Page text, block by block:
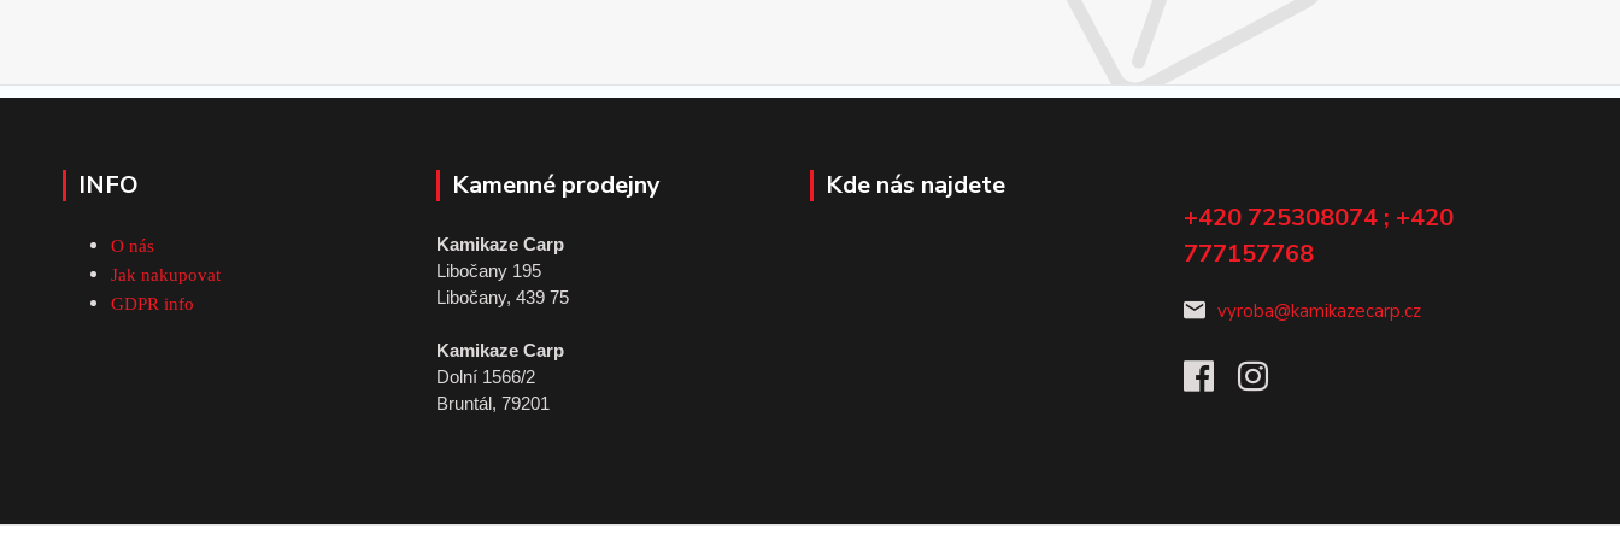
INFO
O nás
Jak nakupovat
GDPR info
Kamenné prodejny
Kamikaze Carp
Libočany 195
Libočany, 439 75
Kamikaze Carp
Dolní 1566/2
Bruntál, 79201
Kde nás najdete
+420 725308074 ; +420
777157768
vyroba@kamikazecarp.cz